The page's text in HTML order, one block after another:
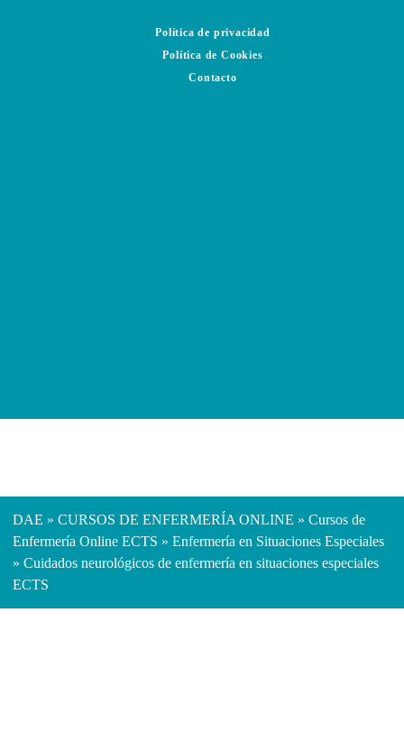
DAE » CURSOS DE ENFERMERÍA ONLINE » Cursos de
Enfermería Online ECTS » Enfermería en Situaciones Especiales
» Cuidados neurológicos de enfermería en situaciones especiales
ECTS
Política de privacidad
Política de Cookies
Contacto